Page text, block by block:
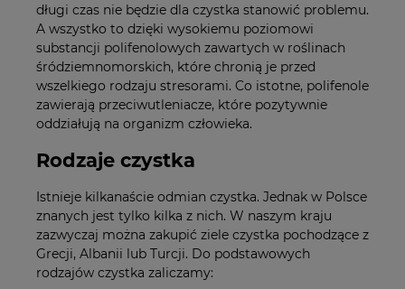
długi czas nie będzie dla czystka stanowić problemu.
A wszystko to dzięki wysokiemu poziomowi
substancji polifenolowych zawartych w roślinach
śródziemnomorskich, które chronią je przed
wszelkiego rodzaju stresorami. Co istotne, polifenole
zawierają przeciwutleniacze, które pozytywnie
oddziałują na organizm człowieka.
Rodzaje czystka
Istnieje kilkanaście odmian czystka. Jednak w Polsce
znanych jest tylko kilka z nich. W naszym kraju
zazwyczaj można zakupić ziele czystka pochodzące z
Grecji, Albanii lub Turcji. Do podstawowych
rodzajów czystka zaliczamy: